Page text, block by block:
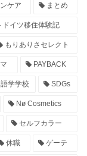
ケア まとめ
ドイツ移住体験記
もりありさセレクト
PAYBACK
語学学校 SDGs
Nø Cosmetics
セルフカラー
休職 ゲーテ